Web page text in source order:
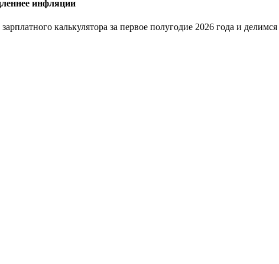
инфляции
калькулятора за первое полугодие 2026 года и делимся